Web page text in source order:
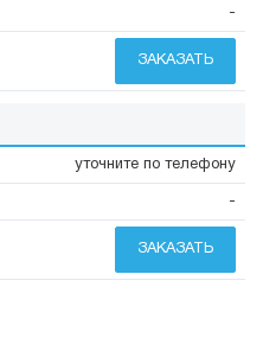
-
ЗАКАЗАТЬ
уточните по телефону
-
ЗАКАЗАТЬ